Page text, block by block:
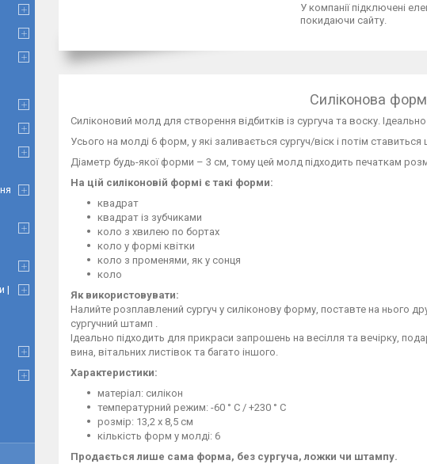
У компанії підключені
покидаючи сайту.
Силіконова
Силіконовий молд для створення відбитків із сургуча та воску.
Усього на молді 6 форм, у які заливається сургуч/віск і потім
Діаметр будь-якої форми – 3 см, тому цей молд підходить печаткам
На цій силіконовій формі є такі форми:
квадрат
квадрат із зубчиками
коло з хвилею по бортах
коло у формі квітки
коло з променями, як у сонця
коло
Як використовувати:
Налийте розплавлений сургуч у силіконову форму, поставте на нього
сургучний штамп .
Ідеально підходить для прикраси запрошень на весілля та вечірку,
вина, вітальних листівок та багато іншого.
Характеристики:
матеріал: силікон
температурний режим: -60 ° C / +230 ° C
розмір: 13,2 х 8,5 см
кількість форм у молді: 6
Продається лише сама форма, без сургуча, ложки чи штампу.
|